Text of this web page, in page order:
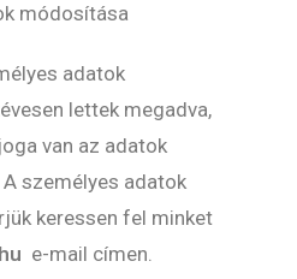
módosítása
adatok
lettek megadva,
van az adatok
személyes adatok
keressen fel minket
e-mail címen.